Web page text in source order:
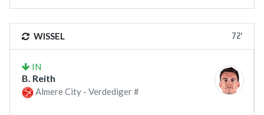
WISSEL 72'
IN
B. Reith
Almere City - Verdediger #